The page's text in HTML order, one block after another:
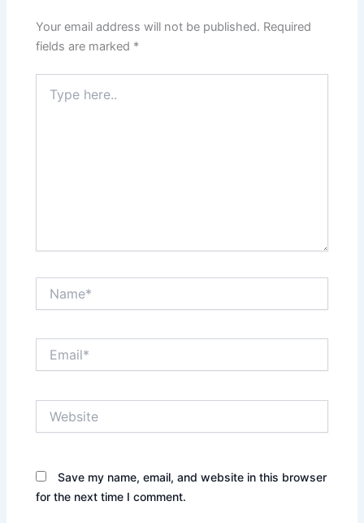
Your email address will not be published. Required
fields are marked *
here..
Save my name, email, and website in this browser
for the next time I comment.